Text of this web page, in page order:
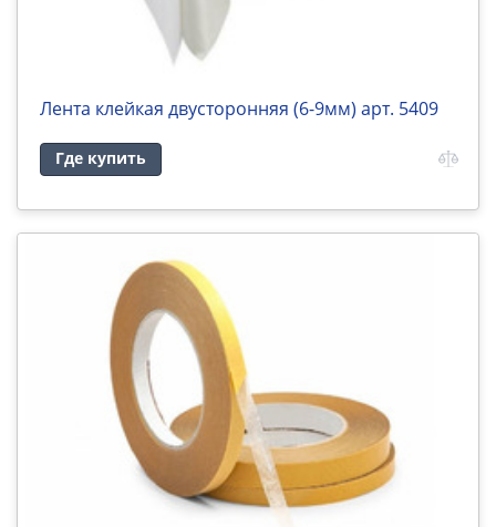
Лента клейкая двусторонняя (6-9мм) арт. 5409
Где купить